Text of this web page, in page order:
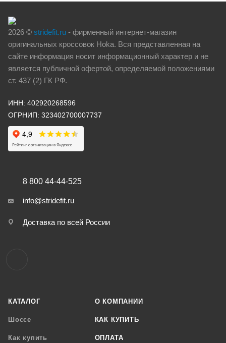
2026 © stridefit.ru - фирменный интернет-магазин
оригинальных кроссовок Hoka. Вся представленная на
сайте информация носит информационный характер и не
является публичной офертой, определяемой положениями
ст. 437 (2) ГК РФ.
ИНН: 402920268596
ОГРНИП: 323402700007737
КАТАЛОГ
Шоссе
Как купить
О КОМПАНИИ
КАК КУПИТЬ
ОПЛАТА
8 800 44-44-525
info@stridefit.ru
Доставка по всей России